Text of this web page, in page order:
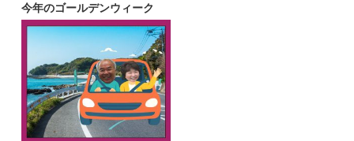
今年のゴールデンウィーク